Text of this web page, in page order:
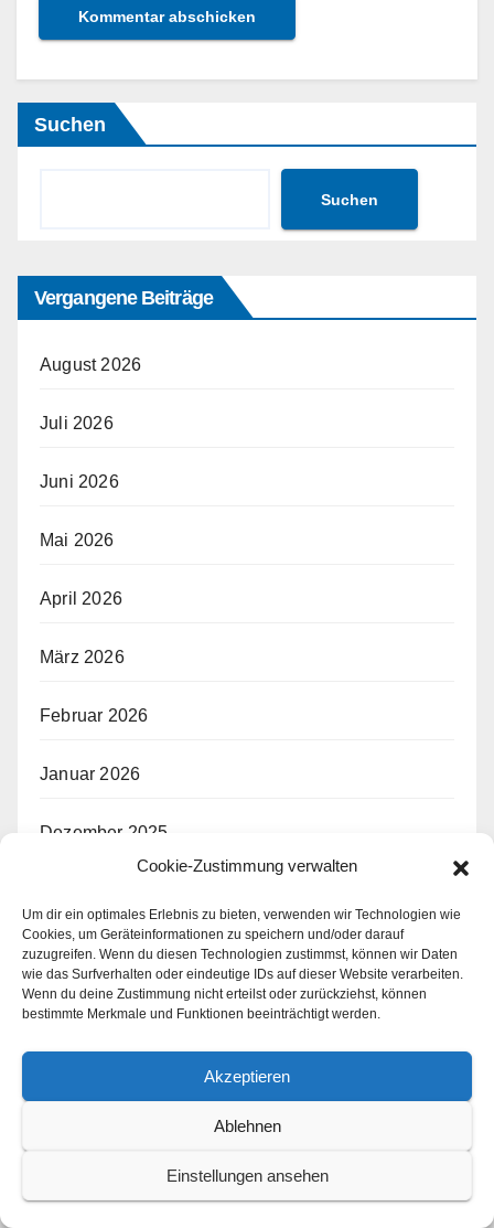
Cookie-Zustimmung verwalten
Um dir ein optimales Erlebnis zu bieten, verwenden wir Technologien wie
Cookies, um Geräteinformationen zu speichern und/oder darauf
zuzugreifen. Wenn du diesen Technologien zustimmst, können wir Daten
wie das Surfverhalten oder eindeutige IDs auf dieser Website verarbeiten.
Wenn du deine Zustimmung nicht erteilst oder zurückziehst, können
bestimmte Merkmale und Funktionen beeinträchtigt werden.
Akzeptieren
Ablehnen
Einstellungen ansehen
Suchen
Suchen
Vergangene Beiträge
August 2026
Juli 2026
Juni 2026
Mai 2026
April 2026
März 2026
Februar 2026
Januar 2026
Dezember 2025
Oktober 2025
September 2025